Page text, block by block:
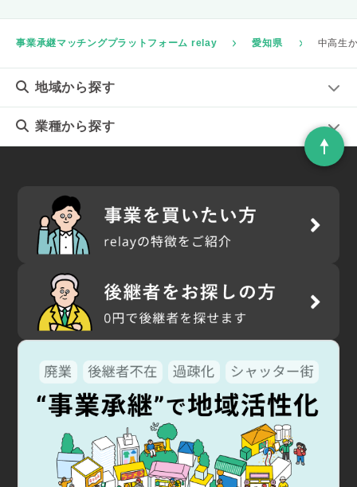
事業承継マッチングプラットフォーム relay 愛知県 中高生
地域から探す
業種から探す